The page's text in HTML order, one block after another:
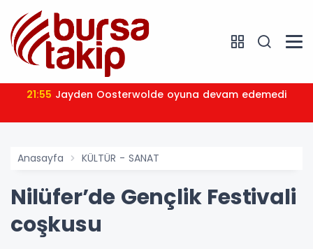
21:55 Jayden Oosterwolde oyuna devam edemedi
Anasayfa KÜLTÜR - SANAT
Nilüfer’de Gençlik Festivali
coşkusu